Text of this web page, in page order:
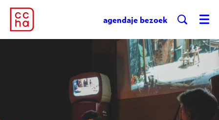
agendaje bezoek Menu